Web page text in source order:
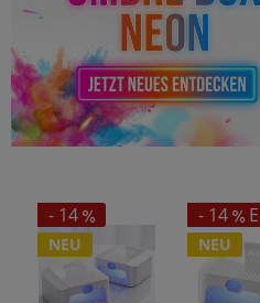
- 14
NEU
- 14
NEU